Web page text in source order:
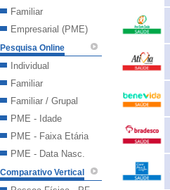
Familiar
Empresarial (PME)
Pesquisa Online
Individual
Familiar
Familiar / Grupal
PME - Idade
PME - Faixa Etária
PME - Data Nasc.
Comparativo Vertical